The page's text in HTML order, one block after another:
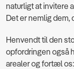
naturligt at invitere
Det er nemlig dem,
Henvendt til den
opfordringen også
arealer og fortæl